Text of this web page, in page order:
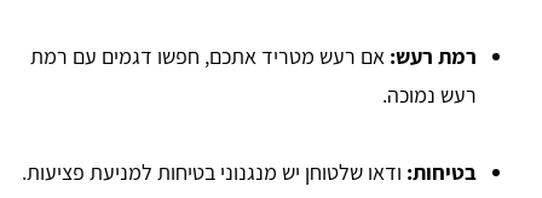
רמת רעש: אם רעש מטריד אתכם, חפשו דגמים עם רמת
רעש נמוכה.
בטיחות: ודאו שלטוחן יש מנגנוני בטיחות למניעת פציעות.